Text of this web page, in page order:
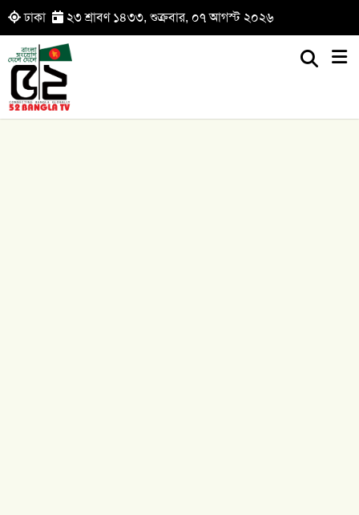
ঢাকা ২৩ শ্রাবণ ১৪৩৩, শুক্রবার, ০৭ আগস্ট ২০২৬